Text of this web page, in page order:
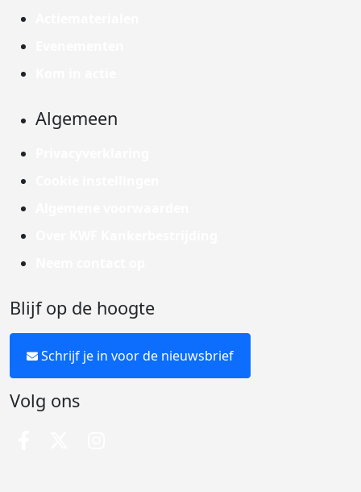
Algemeen
Blijf op de hoogte
Schrijf je in voor de nieuwsbrief
Volg ons